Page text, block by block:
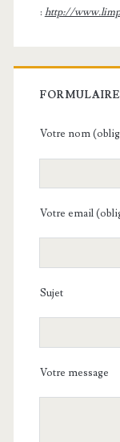
: http://
Votre nom
Votre email
Sujet
Votre message